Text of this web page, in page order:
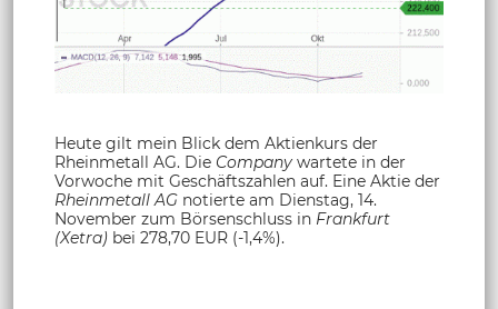
Heute gilt mein Blick dem Aktienkurs der
Rheinmetall AG. Die Company wartete in der
Vorwoche mit Geschäftszahlen auf. Eine Aktie der
Rheinmetall AG notierte am Dienstag, 14.
November zum Börsenschluss in Frankfurt
(Xetra) bei 278,70 EUR (-1,4%).